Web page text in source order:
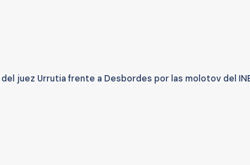
juez Urrutia frente a Desbordes por las molotov del